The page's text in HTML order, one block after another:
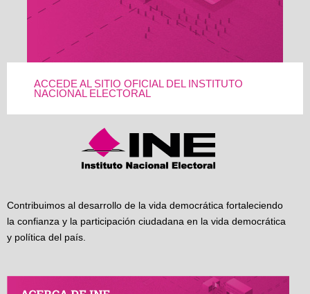
ACCEDE AL SITIO OFICIAL DEL INSTITUTO
NACIONAL ELECTORAL
Contribuimos al desarrollo de la vida democrática fortaleciendo
la confianza y la participación ciudadana en la vida democrática
y política del país.